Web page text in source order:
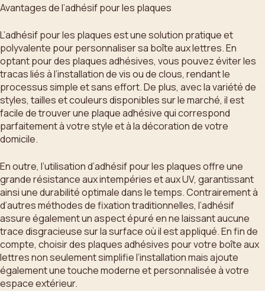
Avantages de l’adhésif pour les plaques
L’adhésif pour les plaques est une solution pratique et
polyvalente pour personnaliser sa boîte aux lettres. En
optant pour des plaques adhésives, vous pouvez éviter les
tracas liés à l’installation de vis ou de clous, rendant le
processus simple et sans effort. De plus, avec la variété de
styles, tailles et couleurs disponibles sur le marché, il est
facile de trouver une plaque adhésive qui correspond
parfaitement à votre style et à la décoration de votre
domicile.
En outre, l’utilisation d’adhésif pour les plaques offre une
grande résistance aux intempéries et aux UV, garantissant
ainsi une durabilité optimale dans le temps. Contrairement à
d’autres méthodes de fixation traditionnelles, l’adhésif
assure également un aspect épuré en ne laissant aucune
trace disgracieuse sur la surface où il est appliqué. En fin de
compte, choisir des plaques adhésives pour votre boîte aux
lettres non seulement simplifie l’installation mais ajoute
également une touche moderne et personnalisée à votre
espace extérieur.